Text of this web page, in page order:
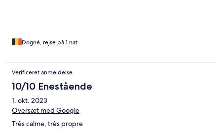
Dogné, rejse på 1 nat
Verificeret anmeldelse
10/10 Enestående
1. okt. 2023
Oversæt med Google
Très calme, très propre